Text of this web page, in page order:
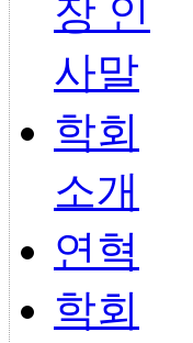
장 인
사말
학회
소개
연혁
학회